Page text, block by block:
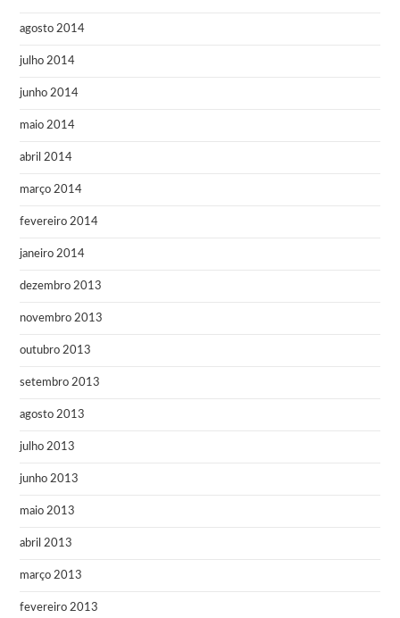
agosto 2014
julho 2014
junho 2014
maio 2014
abril 2014
março 2014
fevereiro 2014
janeiro 2014
dezembro 2013
novembro 2013
outubro 2013
setembro 2013
agosto 2013
julho 2013
junho 2013
maio 2013
abril 2013
março 2013
fevereiro 2013